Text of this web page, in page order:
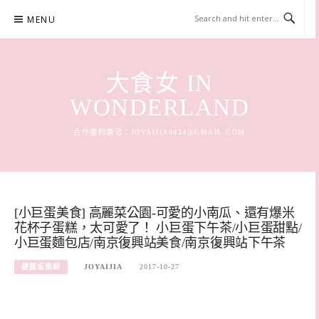
content
MENU
大食女 IN
WONDERLAND
合作邀約請洽： JOYAIJIA0424@GMAIL.COM
[小巨蛋美食] 高麗菜公園-可愛的小南瓜、還有爆米
花杯子蛋糕，太可愛了！ 小巨蛋下午茶/小巨蛋甜點/
小巨蛋麵包店/南京復興站美食/南京復興站下午茶
捷運板南線 JOYAIJIA 2017-10-27